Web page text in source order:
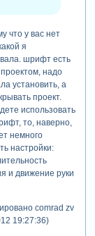
что у вас нет
я
шрифт есть
надо
установить, а
проект.
использовать
то, наверно,
немного
настройки:
и движение руки
comrad zv
19:27:36)